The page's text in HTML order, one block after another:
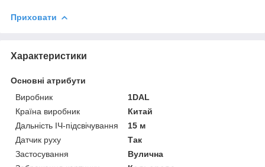
Приховати
Характеристики
Основні атрибути
Виробник
1DAL
Країна виробник
Китай
Дальність ІЧ-підсвічування
15 м
Датчик руху
Так
Застосування
Вулична